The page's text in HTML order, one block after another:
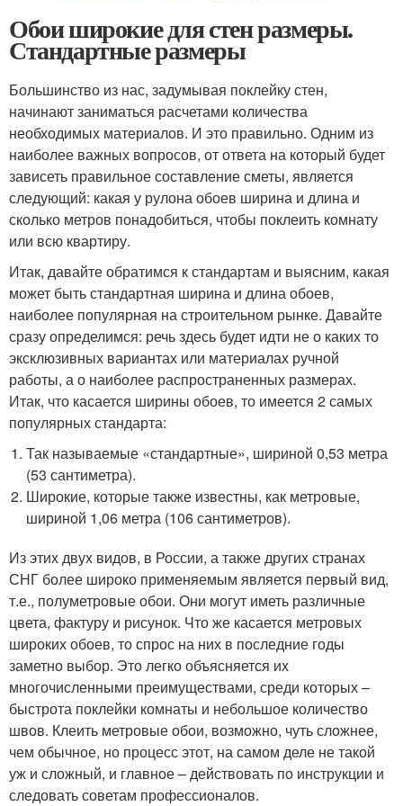
Обои широкие для стен размеры.
Стандартные размеры
Большинство из нас, задумывая поклейку стен,
начинают заниматься расчетами количества
необходимых материалов. И это правильно. Одним из
наиболее важных вопросов, от ответа на который будет
зависеть правильное составление сметы, является
следующий: какая у рулона обоев ширина и длина и
сколько метров понадобиться, чтобы поклеить комнату
или всю квартиру.
Итак, давайте обратимся к стандартам и выясним, какая
может быть стандартная ширина и длина обоев,
наиболее популярная на строительном рынке. Давайте
сразу определимся: речь здесь будет идти не о каких то
эксклюзивных вариантах или материалах ручной
работы, а о наиболее распространенных размерах.
Итак, что касается ширины обоев, то имеется 2 самых
популярных стандарта:
Так называемые «стандартные», шириной 0,53 метра
(53 сантиметра).
Широкие, которые также известны, как метровые,
шириной 1,06 метра (106 сантиметров).
Из этих двух видов, в России, а также других странах
СНГ более широко применяемым является первый вид,
т.е., полуметровые обои. Они могут иметь различные
цвета, фактуру и рисунок. Что же касается метровых
широких обоев, то спрос на них в последние годы
заметно выбор. Это легко объясняется их
многочисленными преимуществами, среди которых –
быстрота поклейки комнаты и небольшое количество
швов. Клеить метровые обои, возможно, чуть сложнее,
чем обычное, но процесс этот, на самом деле не такой
уж и сложный, и главное – действовать по инструкции и
следовать советам профессионалов.